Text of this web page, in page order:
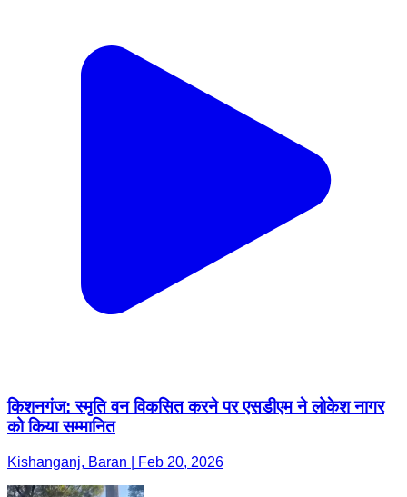
किशनगंज: स्मृति वन विकसित करने पर एसडीएम ने लोकेश नागर
को किया सम्मानित
Kishanganj, Baran | Feb 20, 2026